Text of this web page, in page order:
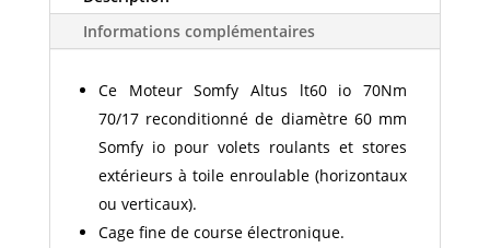
IO
70NMInformations complémentaires
Ce Moteur Somfy Altus lt60 io 70Nm
70/17 reconditionné de diamètre 60 mm
Somfy io pour volets roulants et stores
extérieurs à toile enroulable (horizontaux
ou verticaux).
Cage fine de course électronique.